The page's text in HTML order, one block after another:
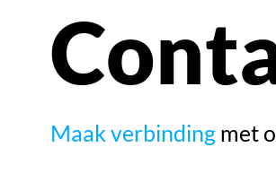
Maak verbinding met